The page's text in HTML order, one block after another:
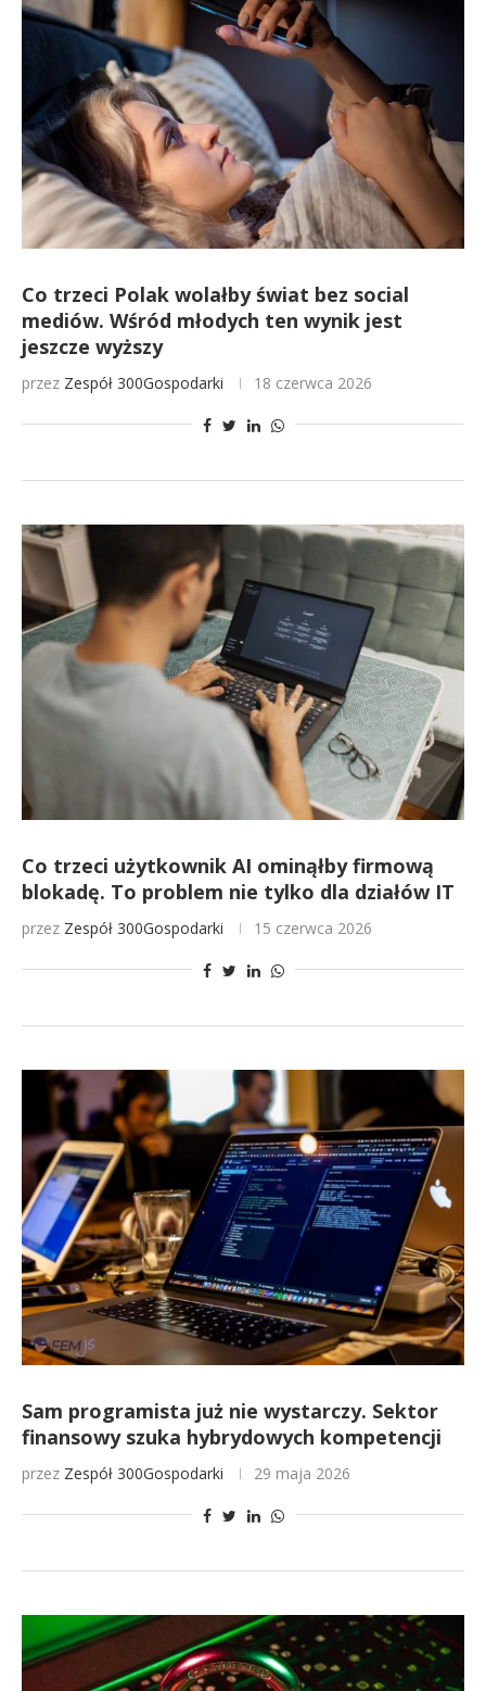
Co trzeci Polak wolałby świat bez social
mediów. Wśród młodych ten wynik jest
jeszcze wyższy
przez Zespół 300Gospodarki 18 czerwca 2026
Co trzeci użytkownik AI ominąłby firmową
blokadę. To problem nie tylko dla działów IT
przez Zespół 300Gospodarki 15 czerwca 2026
Sam programista już nie wystarczy. Sektor
finansowy szuka hybrydowych kompetencji
przez Zespół 300Gospodarki 29 maja 2026